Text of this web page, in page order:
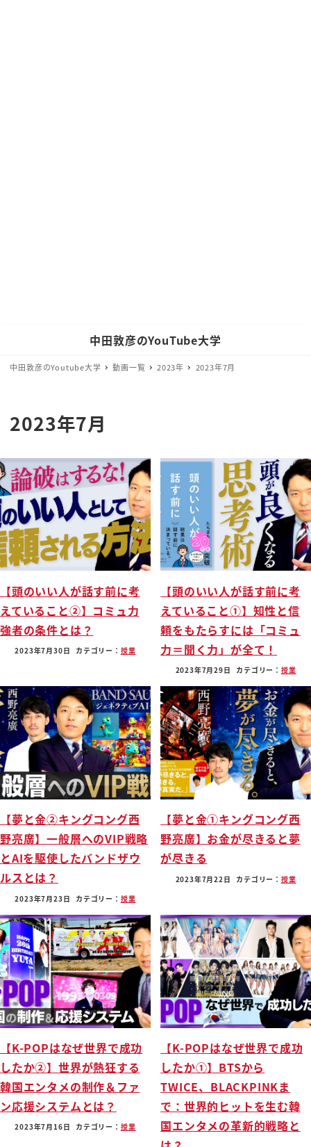
中田敦彦のYouTube大学
中田敦彦のYoutube大学 動画一覧 2023年 2023年7月
2023年7月
【頭のいい人が話す前に考
えていること②】コミュ力
強者の条件とは？
2023年7月30日 カテゴリー： 授業
【頭のいい人が話す前に考
えていること①】知性と信
頼をもたらすには「コミュ
力＝聞く力」が全て！
2023年7月29日 カテゴリー： 授業
【夢と金②キングコング西
野亮廣】一般層へのVIP戦略
とAIを駆使したバンドザウ
ルスとは？
2023年7月23日 カテゴリー： 授業
【夢と金①キングコング西
野亮廣】お金が尽きると夢
が尽きる
2023年7月22日 カテゴリー： 授業
【K-POPはなぜ世界で成功
したか②】世界が熱狂する
韓国エンタメの制作＆ファ
ン応援システムとは？
2023年7月16日 カテゴリー： 授業
【K-POPはなぜ世界で成功
したか①】BTSから
TWICE、BLACKPINKま
で：世界的ヒットを生む韓
国エンタメの革新的戦略と